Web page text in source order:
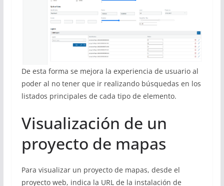
De esta forma se mejora la experiencia de usuario al
poder al no tener que ir realizando búsquedas en los
listados principales de cada tipo de elemento.
Visualización de un
proyecto de mapas
Para visualizar un proyecto de mapas, desde el
proyecto web, indica la URL de la instalación de